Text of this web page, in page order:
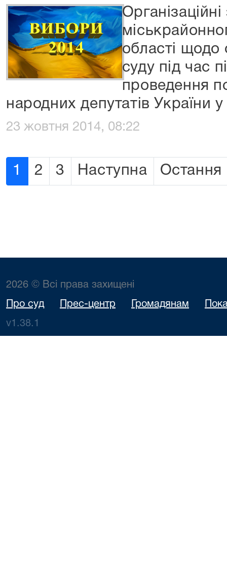
області щодо
суду під час
проведення
народних депутатів України
23 жовтня 2014, 08:22
1 2 3 Наступна Остання
2026 © Всі права захищені
Про суд Прес-центр Громадянам
v1.38.1